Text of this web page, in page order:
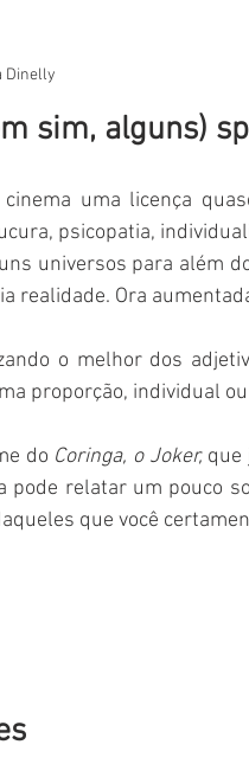
Dinelly
sim, alguns)
uma licença
psicopatia,
universos para além
realidade. Ora
o melhor dos
proporção, individual
do Coringa, o Joker, que
relatar um pouco
que você